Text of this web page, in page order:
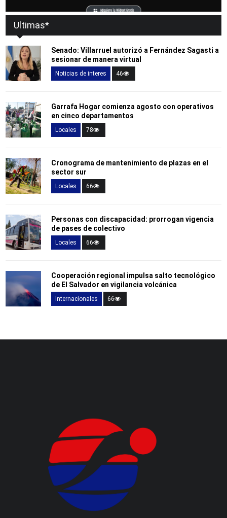
Ultimas*
Senado: Villarruel autorizó a Fernández Sagasti a
sesionar de manera virtual
Noticias de interes 46
Garrafa Hogar comienza agosto con operativos
en cinco departamentos
Locales 78
Cronograma de mantenimiento de plazas en el
sector sur
Locales 66
Personas con discapacidad: prorrogan vigencia
de pases de colectivo
Locales 66
Cooperación regional impulsa salto tecnológico
de El Salvador en vigilancia volcánica
Internacionales 66